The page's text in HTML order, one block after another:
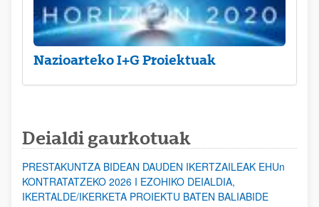
Nazioarteko I+G Proiektuak
Deialdi gaurkotuak
PRESTAKUNTZA BIDEAN DAUDEN IKERTZAILEAK EHUn
KONTRATATZEKO 2026 I EZOHIKO DEIALDIA,
IKERTALDE/IKERKETA PROIEKTU BATEN BALIABIDE